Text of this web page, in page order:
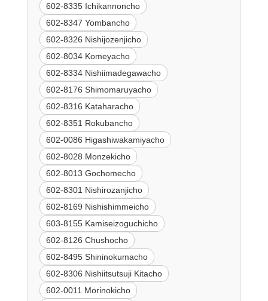
602-8335 Ichikannoncho
602-8347 Yombancho
602-8326 Nishijozenjicho
602-8034 Komeyacho
602-8334 Nishiimadegawacho
602-8176 Shimomaruyacho
602-8316 Kataharacho
602-8351 Rokubancho
602-0086 Higashiwakamiyacho
602-8028 Monzekicho
602-8013 Gochomecho
602-8301 Nishirozanjicho
602-8169 Nishishimmeicho
603-8155 Kamiseizoguchicho
602-8126 Chushocho
602-8495 Shininokumacho
602-8306 Nishiitsutsuji Kitacho
602-0011 Morinokicho